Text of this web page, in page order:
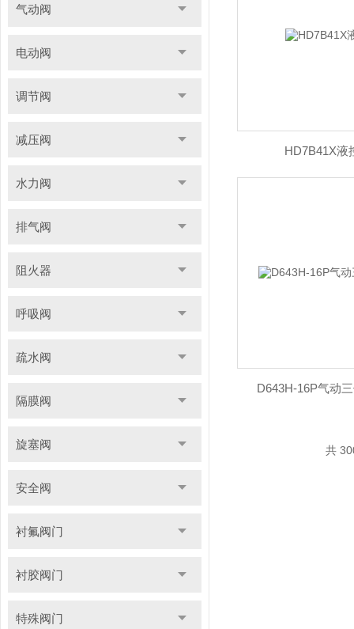
气动阀
电动阀
调节阀
减压阀
水力阀
排气阀
阻火器
呼吸阀
疏水阀
隔膜阀
旋塞阀
安全阀
衬氟阀门
衬胶阀门
特殊阀门
HD7B41X液
D643H-16P气动
共